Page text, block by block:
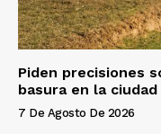
Piden precisiones
basura en la ciudad
7 De Agosto De 2026